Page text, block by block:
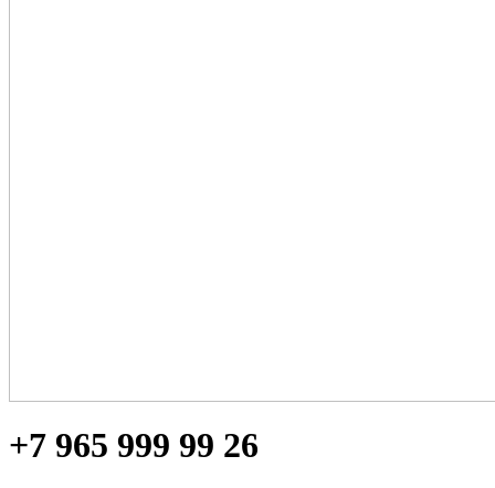
+7 965 999 99 26